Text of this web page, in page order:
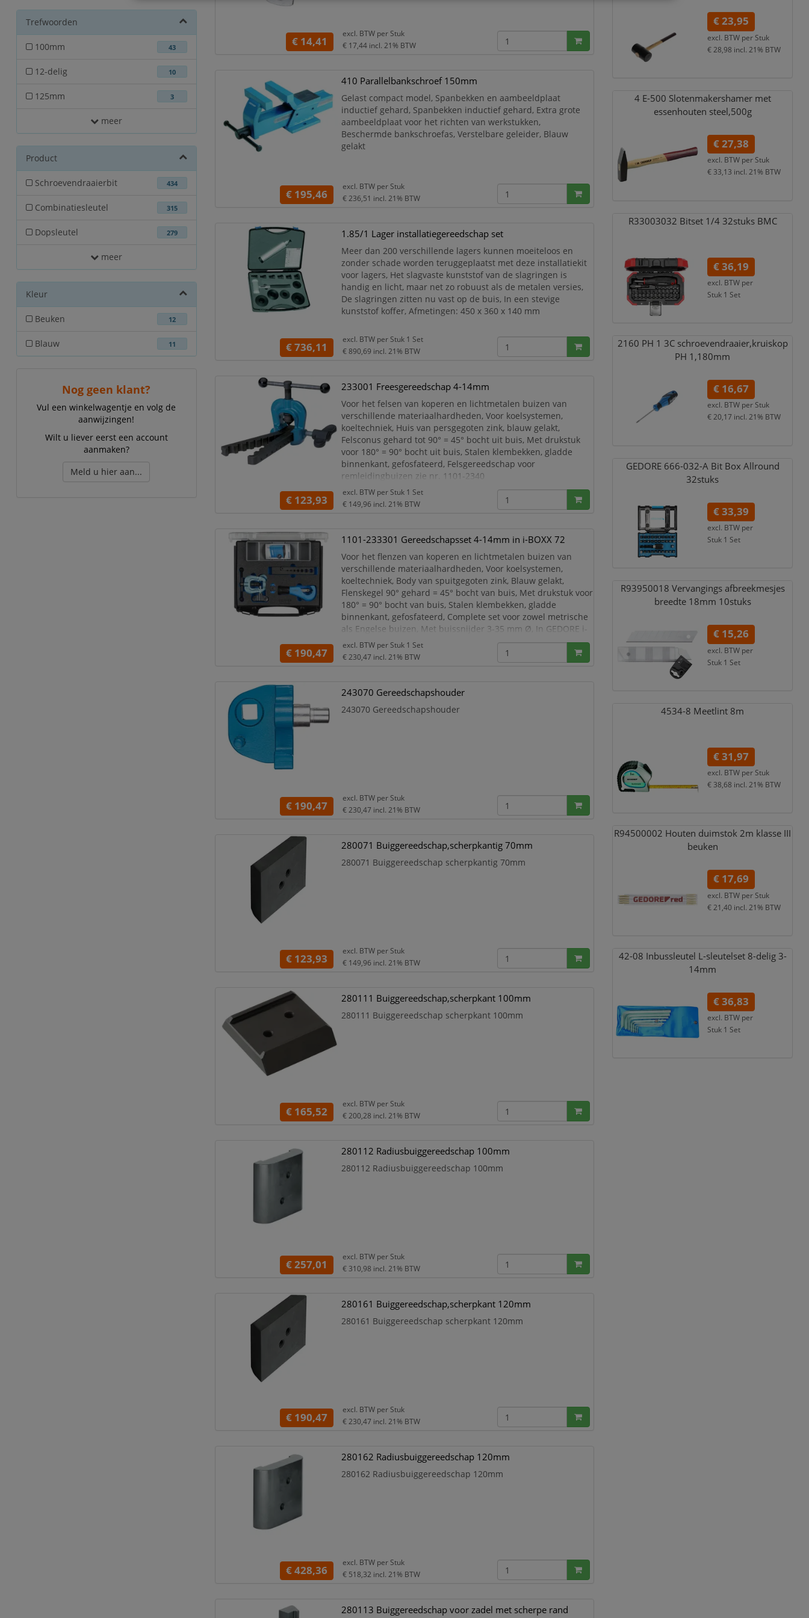
Trefwoorden
100mm 43
12-delig 10
125mm 3
meer
Product
Schroevendraaierbit 434
Combinatiesleutel 315
Dopsleutel 279
meer
Kleur
Beuken 12
Blauw 11
Nog geen klant?
Vul een winkelwagentje en volg de
aanwijzingen!
Wilt u liever eerst een account
aanmaken?
Meld u hier aan...
€ 14,41
excl. BTW per Stuk
€ 17,44 incl. 21% BTW
410 Parallelbankschroef 150mm
Gelast compact model, Spanbekken en aambeeldplaat
inductief gehard, Spanbekken inductief gehard, Extra grote
aambeeldplaat voor het richten van werkstukken,
Beschermde bankschroefas, Verstelbare geleider, Blauw
gelakt
€ 195,46
excl. BTW per Stuk
€ 236,51 incl. 21% BTW
1.85/1 Lager installatiegereedschap set
Meer dan 200 verschillende lagers kunnen moeiteloos en
zonder schade worden teruggeplaatst met deze installatiekit
voor lagers, Het slagvaste kunststof van de slagringen is
handig en licht, maar net zo robuust als de metalen versies,
De slagringen zitten nu vast op de buis, In een stevige
kunststof koffer, Afmetingen: 450 x 360 x 140 mm
€ 736,11
excl. BTW per Stuk 1 Set
€ 890,69 incl. 21% BTW
233001 Freesgereedschap 4-14mm
Voor het felsen van koperen en lichtmetalen buizen van
verschillende materiaalhardheden, Voor koelsystemen,
koeltechniek, Huis van persgegoten zink, blauw gelakt,
Felsconus gehard tot 90° = 45° bocht uit buis, Met drukstuk
voor 180° = 90° bocht uit buis, Stalen klembekken, gladde
binnenkant, gefosfateerd, Felsgereedschap voor
remleidingbuizen zie nr. 1101-2340
€ 123,93
excl. BTW per Stuk 1 Set
€ 149,96 incl. 21% BTW
1101-233301 Gereedschapsset 4-14mm in i-BOXX 72
Voor het flenzen van koperen en lichtmetalen buizen van
verschillende materiaalhardheden, Voor koelsystemen,
koeltechniek, Body van spuitgegoten zink, Blauw gelakt,
Flenskegel 90° gehard = 45° bocht van buis, Met drukstuk voor
180° = 90° bocht van buis, Stalen klembekken, gladde
binnenkant, gefosfateerd, Complete set voor zowel metrische
als Engelse buizen, Met buissnijder 3-35 mm Ø, In GEDORE i-
BOXX® 72 nr. 1101 L, Afmetingen: B 367 x D 316 x H
€ 190,47
excl. BTW per Stuk 1 Set
€ 230,47 incl. 21% BTW
243070 Gereedschapshouder
243070 Gereedschapshouder
€ 190,47
excl. BTW per Stuk
€ 230,47 incl. 21% BTW
280071 Buiggereedschap,scherpkantig 70mm
280071 Buiggereedschap scherpkantig 70mm
€ 123,93
excl. BTW per Stuk
€ 149,96 incl. 21% BTW
280111 Buiggereedschap,scherpkant 100mm
280111 Buiggereedschap scherpkant 100mm
€ 165,52
excl. BTW per Stuk
€ 200,28 incl. 21% BTW
280112 Radiusbuiggereedschap 100mm
280112 Radiusbuiggereedschap 100mm
€ 257,01
excl. BTW per Stuk
€ 310,98 incl. 21% BTW
280161 Buiggereedschap,scherpkant 120mm
280161 Buiggereedschap scherpkant 120mm
€ 190,47
excl. BTW per Stuk
€ 230,47 incl. 21% BTW
280162 Radiusbuiggereedschap 120mm
280162 Radiusbuiggereedschap 120mm
€ 428,36
excl. BTW per Stuk
€ 518,32 incl. 21% BTW
280113 Buiggereedschap voor zadel met scherpe rand
€ 23,95
excl. BTW per Stuk
€ 28,98 incl. 21% BTW
4 E-500 Slotenmakershamer met
essenhouten steel,500g
€ 27,38
excl. BTW per Stuk
€ 33,13 incl. 21% BTW
R33003032 Bitset 1/4 32stuks BMC
€ 36,19
excl. BTW per
Stuk 1 Set
2160 PH 1 3C schroevendraaier,kruiskop
PH 1,180mm
€ 16,67
excl. BTW per Stuk
€ 20,17 incl. 21% BTW
GEDORE 666-032-A Bit Box Allround
32stuks
€ 33,39
excl. BTW per
Stuk 1 Set
R93950018 Vervangings afbreekmesjes
breedte 18mm 10stuks
€ 15,26
excl. BTW per
Stuk 1 Set
4534-8 Meetlint 8m
€ 31,97
excl. BTW per Stuk
€ 38,68 incl. 21% BTW
R94500002 Houten duimstok 2m klasse III
beuken
€ 17,69
excl. BTW per Stuk
€ 21,40 incl. 21% BTW
42-08 Inbussleutel L-sleutelset 8-delig 3-
14mm
€ 36,83
excl. BTW per
Stuk 1 Set